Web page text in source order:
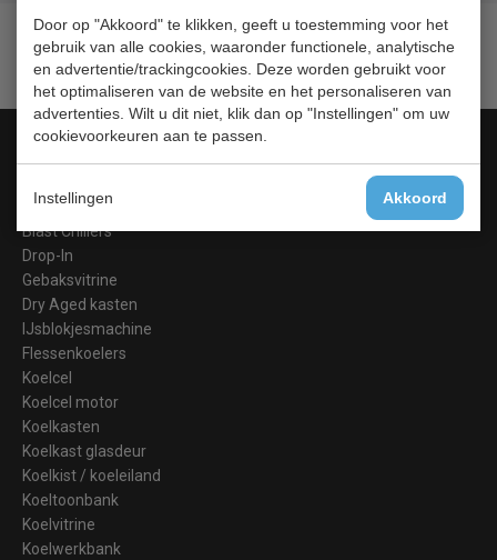
Door op "Akkoord" te klikken, geeft u toestemming voor het
gebruik van alle cookies, waaronder functionele, analytische
en advertentie/trackingcookies. Deze worden gebruikt voor
het optimaliseren van de website en het personaliseren van
advertenties. Wilt u dit niet, klik dan op "Instellingen" om uw
cookievoorkeuren aan te passen.
Instellingen Akkoord
Categorieën
Bakkerij Koelkasten
Blast Chillers
Drop-In
Gebaksvitrine
Dry Aged kasten
IJsblokjesmachine
Flessenkoelers
Koelcel
Koelcel motor
Koelkasten
Koelkast glasdeur
Koelkist / koeleiland
Koeltoonbank
Koelvitrine
Koelwerkbank